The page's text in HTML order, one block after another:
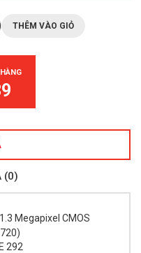
THÊM VÀO GIỎ
(0)
Megapixel CMOS
292